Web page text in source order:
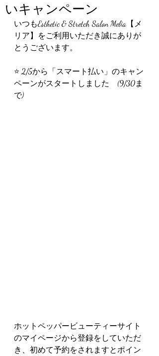
いキャンペーン
いつもEsthetic & Stretch Salon Melia【メ
リア】をご利用いただき誠にありが
とうございます。
⭐️ 2/5から「スマート払い」のキャン
ペーンがスタートしました　(9/30ま
で)
ホットペッパービューティーサイト
のマイページから登録をしていただ
き、初めて予約をされますとポイン